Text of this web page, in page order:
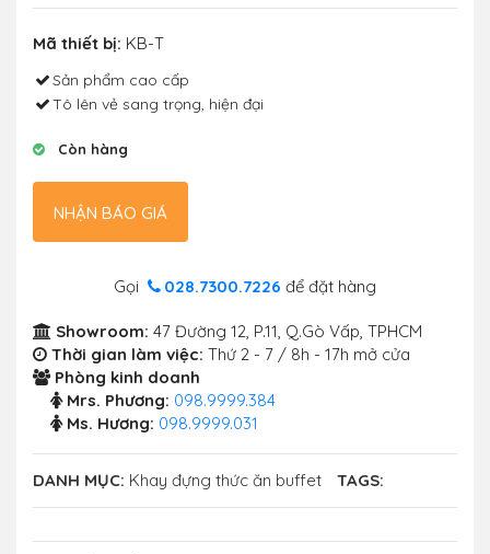
Mã thiết bị: KB-T
Sản phẩm cao cấp
Tô lên vẻ sang trọng, hiện đại
Còn hàng
NHẬN BÁO GIÁ
Gọi 028.7300.7226 để đặt hàng
Showroom: 47 Đường 12, P.11, Q.Gò Vấp, TPHCM
Thời gian làm việc: Thứ 2 - 7 / 8h - 17h mở cửa
Phòng kinh doanh
Mrs. Phương: 098.9999.384
Ms. Hương: 098.9999.031
DANH MỤC: Khay đựng thức ăn buffet TAGS: